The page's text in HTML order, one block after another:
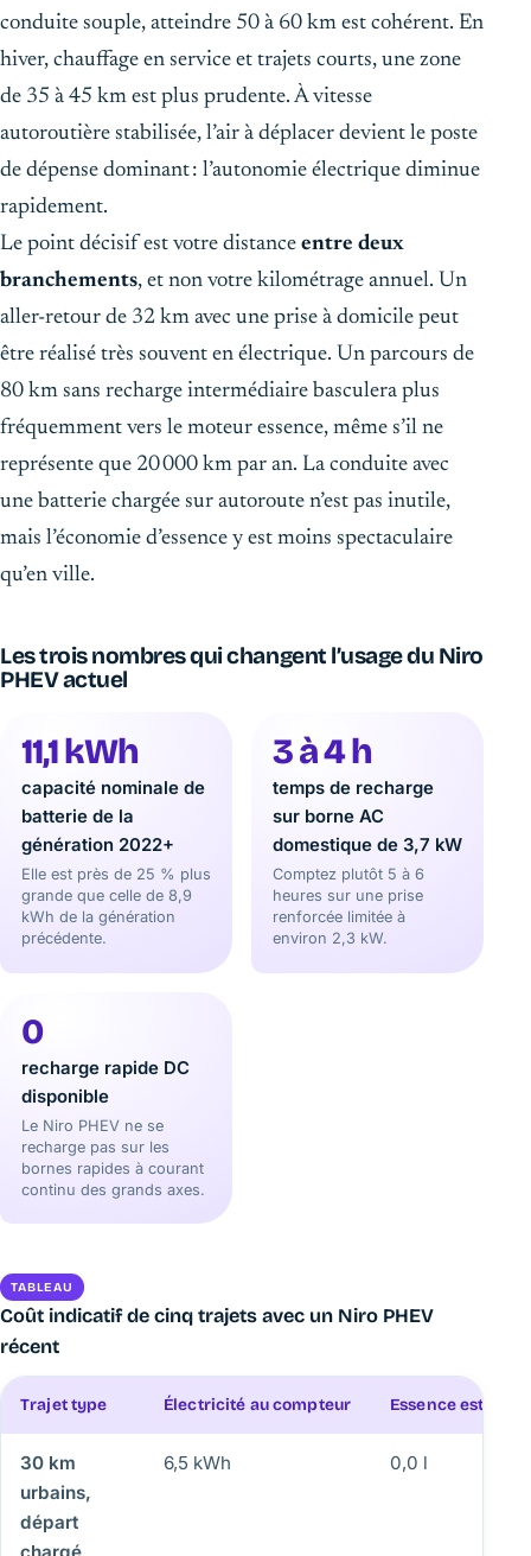
conduite souple, atteindre 50 à 60 km est cohérent. En
hiver, chauffage en service et trajets courts, une zone
de 35 à 45 km est plus prudente. À vitesse
autoroutière stabilisée, l’air à déplacer devient le poste
de dépense dominant : l’autonomie électrique diminue
rapidement.
Le point décisif est votre distance entre deux
branchements, et non votre kilométrage annuel. Un
aller-retour de 32 km avec une prise à domicile peut
être réalisé très souvent en électrique. Un parcours de
80 km sans recharge intermédiaire basculera plus
fréquemment vers le moteur essence, même s’il ne
représente que 20 000 km par an. La conduite avec
une batterie chargée sur autoroute n’est pas inutile,
mais l’économie d’essence y est moins spectaculaire
qu’en ville.
Les trois nombres qui changent l’usage du Niro
PHEV actuel
11,1 kWh
capacité nominale de
batterie de la
génération 2022+
Elle est près de 25 % plus
grande que celle de 8,9
kWh de la génération
précédente.
3 à 4 h
temps de recharge
sur borne AC
domestique de 3,7 kW
Comptez plutôt 5 à 6
heures sur une prise
renforcée limitée à
environ 2,3 kW.
0
recharge rapide DC
disponible
Le Niro PHEV ne se
recharge pas sur les
bornes rapides à courant
continu des grands axes.
TABLEAU
Coût indicatif de cinq trajets avec un Niro PHEV
récent
Trajet type Électricité au compteur Essence estimée
30 km
urbains,
départ
6,5 kWh 0,0 l